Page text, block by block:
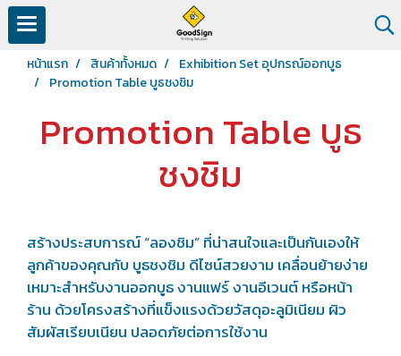
หน้าแรก สินค้าทั้งหมด
Exhibition Set อุปกรณ์ออกบูธ
Promotion Table บูธชงชิม
Promotion Table บูธ
ชงชิม
สร้างประสบการณ์ “ลองชิม” ที่น่าสนใจและเป็นกันเองให้
ลูกค้าของคุณกับ บูธชงชิม ดีไซน์สวยงาม เคลื่อนย้ายง่าย
เหมาะสำหรับงานออกบูธ งานแฟร์ งานอีเวนต์ หรือหน้า
ร้าน ด้วยโครงสร้างที่แข็งแรงด้วยวัสดุอะลูมิเนียม ผิว
สัมผัสเรียบเนียน ปลอดภัยต่อการใช้งาน